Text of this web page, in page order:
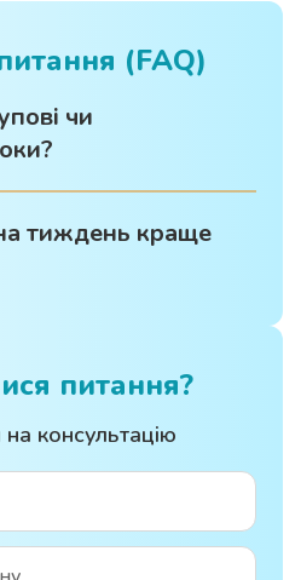
(FAQ)
чи
тиждень краще
питання?
консультацію